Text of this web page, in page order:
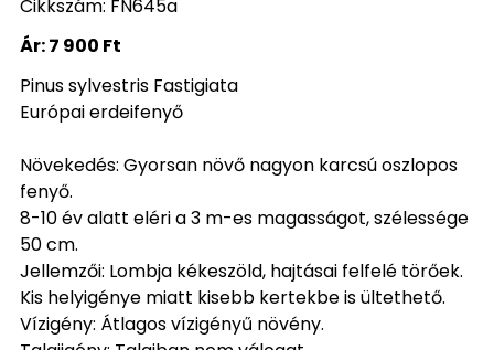
Cikkszám: FN645a
Ár:7 900 Ft
Pinus sylvestris Fastigiata
Európai erdeifenyő
Növekedés: Gyorsan növő nagyon karcsú oszlopos
fenyő.
8-10 év alatt eléri a 3 m-es magasságot, szélessége
50 cm.
Jellemzői: Lombja kékeszöld, hajtásai felfelé törőek.
Kis helyigénye miatt kisebb kertekbe is ültethető.
Vízigény: Átlagos vízigényű növény.